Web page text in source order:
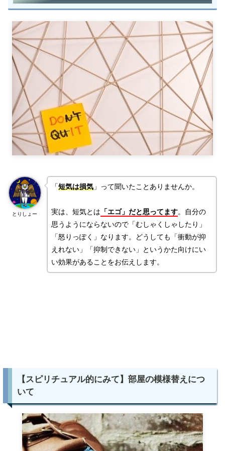
とりしょー
「短気は損気」って聞いたことありませんか。
実は、短気とは 「エゴ」だと思ってます。自分の
思うようにならないので「むしゃくしゃしたり」
「怒りっぽく」なります。どうしても「衝動が抑
えれない」「抑制できない」というかた向けにい
い効果があることをお伝えします。
【スピリチュアル的にみて】部屋の模様替えにつ
いて